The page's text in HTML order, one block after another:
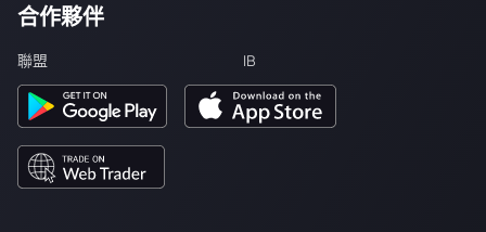
合作夥伴
聯盟 IB